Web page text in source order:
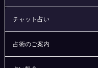
チャット占い
占術のご案内